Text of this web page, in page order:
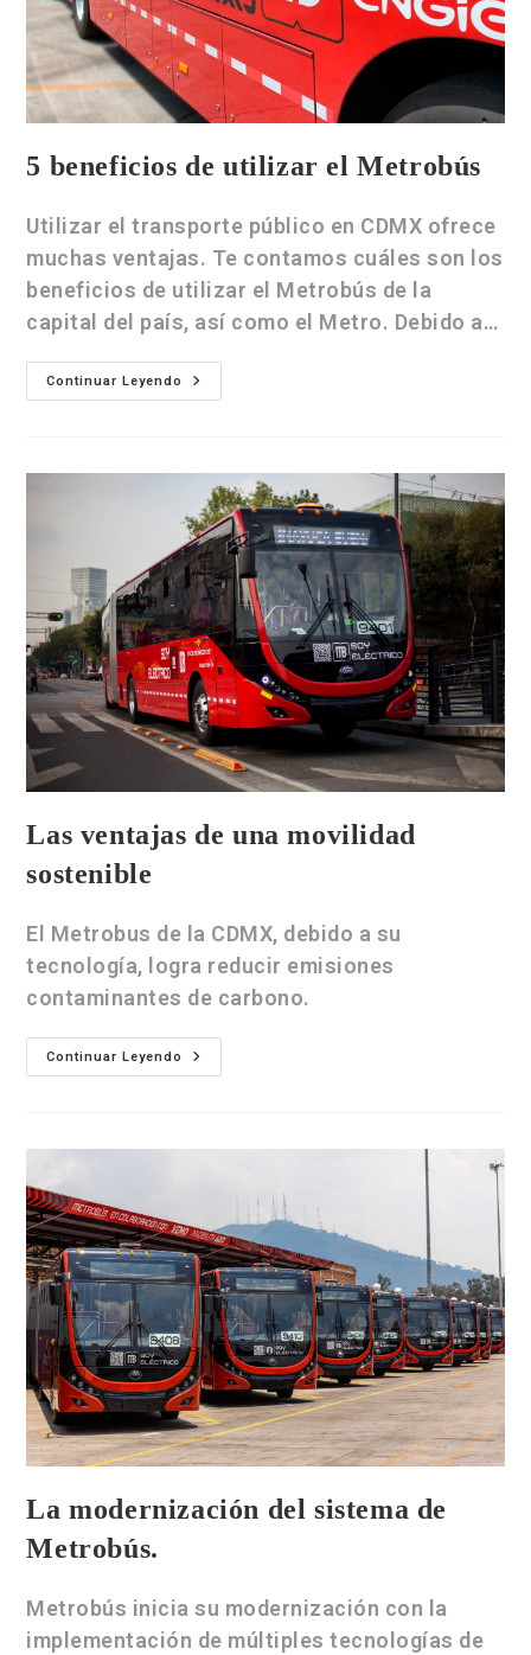
5 beneficios de utilizar el Metrobús
Utilizar el transporte público en CDMX ofrece
muchas ventajas. Te contamos cuáles son los
beneficios de utilizar el Metrobús de la
capital del país, así como el Metro. Debido a…
Continuar Leyendo
Las ventajas de una movilidad
sostenible
El Metrobus de la CDMX, debido a su
tecnología, logra reducir emisiones
contaminantes de carbono.
Continuar Leyendo
La modernización del sistema de
Metrobús.
Metrobús inicia su modernización con la
implementación de múltiples tecnologías de